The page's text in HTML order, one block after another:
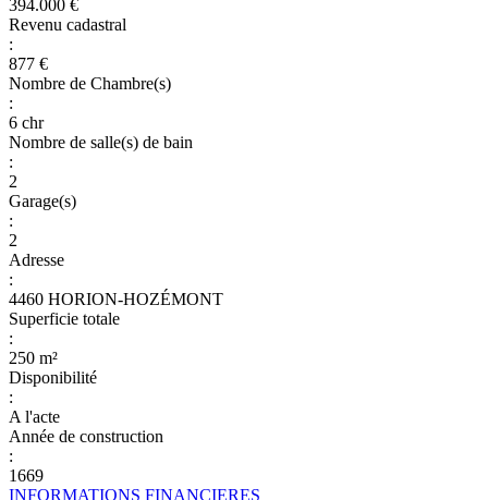
394.000 €
Revenu cadastral
:
877 €
Nombre de Chambre(s)
:
6 chr
Nombre de salle(s) de bain
:
2
Garage(s)
:
2
Adresse
:
4460 HORION-HOZÉMONT
Superficie totale
:
250 m²
Disponibilité
:
A l'acte
Année de construction
:
1669
INFORMATIONS FINANCIERES